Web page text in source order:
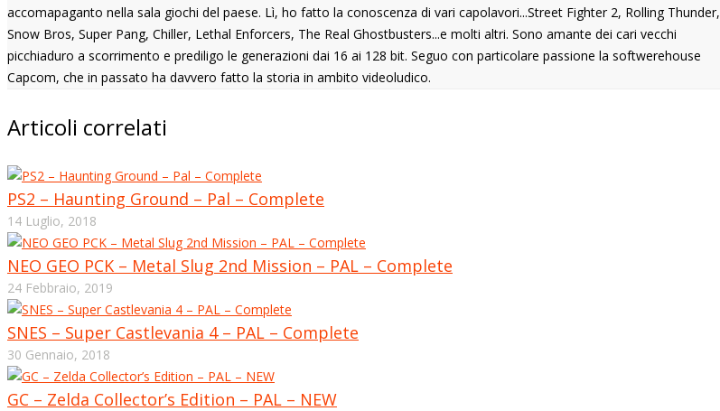
accomapaganto nella sala giochi del paese. Lì, ho fatto la conoscenza di vari capolavori...Street Fighter 2, Rolling Thunder,
Snow Bros, Super Pang, Chiller, Lethal Enforcers, The Real Ghostbusters...e molti altri. Sono amante dei cari vecchi
picchiaduro a scorrimento e prediligo le generazioni dai 16 ai 128 bit. Seguo con particolare passione la softwerehouse
Capcom, che in passato ha davvero fatto la storia in ambito videoludico.
Articoli correlati
PS2 – Haunting Ground – Pal – Complete
14 Luglio, 2018
NEO GEO PCK – Metal Slug 2nd Mission – PAL – Complete
24 Febbraio, 2019
SNES – Super Castlevania 4 – PAL – Complete
30 Gennaio, 2018
GC – Zelda Collector’s Edition – PAL – NEW